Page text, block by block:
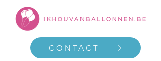
CONTACT